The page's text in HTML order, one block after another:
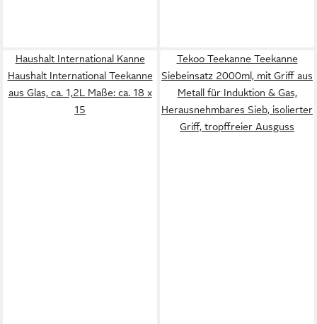
Haushalt International Kanne
Haushalt International Teekanne
aus Glas, ca. 1,2L Maße: ca. 18 x
15
Tekoo Teekanne Teekanne
Siebeinsatz 2000ml, mit Griff aus
Metall für Induktion & Gas,
Herausnehmbares Sieb, isolierter
Griff, tropffreier Ausguss